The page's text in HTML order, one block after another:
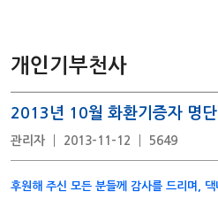
개인기부천사
2013년 10월 화환기증자 명단
관리자 2013-11-12 5649
후원해 주신 모든 분들께 감사를 드리며, 댁